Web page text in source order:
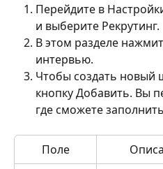
Перейдите в
и выберите Рекрутинг.
В этом разделе
интервью.
Чтобы создать новый
кнопку Добавить. Вы
где сможете
Поле